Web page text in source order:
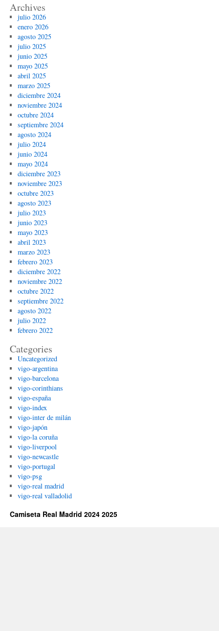
Archives
julio 2026
enero 2026
agosto 2025
julio 2025
junio 2025
mayo 2025
abril 2025
marzo 2025
diciembre 2024
noviembre 2024
octubre 2024
septiembre 2024
agosto 2024
julio 2024
junio 2024
mayo 2024
diciembre 2023
noviembre 2023
octubre 2023
agosto 2023
julio 2023
junio 2023
mayo 2023
abril 2023
marzo 2023
febrero 2023
diciembre 2022
noviembre 2022
octubre 2022
septiembre 2022
agosto 2022
julio 2022
febrero 2022
Categories
Uncategorized
vigo-argentina
vigo-barcelona
vigo-corinthians
vigo-españa
vigo-index
vigo-inter de milán
vigo-japón
vigo-la coruña
vigo-liverpool
vigo-newcastle
vigo-portugal
vigo-psg
vigo-real madrid
vigo-real valladolid
Camiseta Real Madrid 2024 2025